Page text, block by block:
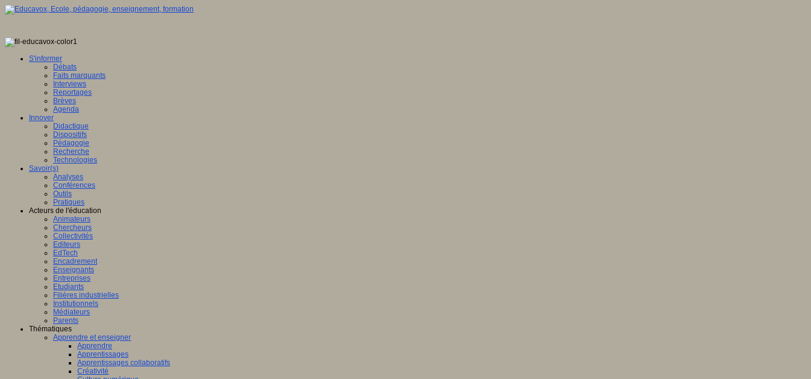
S'informer
Débats
Faits marquants
Interviews
Reportages
Brèves
Agenda
Innover
Didactique
Dispositifs
Pédagogie
Recherche
Technologies
Savoir(s)
Analyses
Conférences
Outils
Pratiques
Acteurs de l'éducation
Animateurs
Chercheurs
Collectivités
Editeurs
EdTech
Encadrement
Enseignants
Entreprises
Etudiants
Filières industrielles
Institutionnels
Médiateurs
Parents
Thématiques
Apprendre et enseigner
Apprendre
Apprentissages
Apprentissages collaboratifs
Créativité